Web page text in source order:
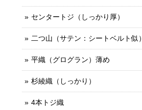
センタートジ（しっかり厚）
二つ山（サテン：シートベルト似）
平織（グログラン）薄め
杉綾織（しっかり）
4本トジ織